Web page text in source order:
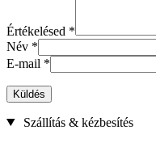
Értékelésed *
Név *
E-mail *
Küldés
Szállítás & kézbesítés